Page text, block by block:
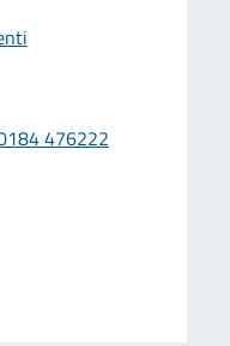
476222